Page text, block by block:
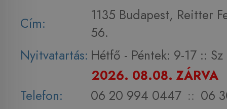
Cím:
1135 Budapest, Reitter
56.
Nyitvatartás: Hétfő - Péntek: 9-17 :: Sz
2026. 08.08. ZÁRVA
Telefon:
06 20 994 0447 :: 06